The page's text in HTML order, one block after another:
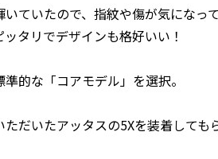
ていたので、指紋や傷が気にな
タリでデザインも格好いい！
的な「コアモデル」を選択。
だいたアッタスの5Xを装着しても